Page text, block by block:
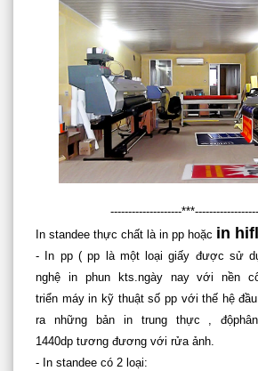
--------------------
In standee thực chất là in pp hoặc in
- In pp ( pp là một loại giấy được sử
nghệ in phun kts.ngày nay với nền
triển máy in kỹ thuật số pp với thế hệ
ra những bản in trung thực ,
1440dp tương đương với rửa ảnh.
- In standee có 2 loại: